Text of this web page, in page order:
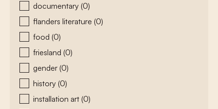
documentary (0)
flanders literature (0)
food (0)
friesland (0)
gender (0)
history (0)
installation art (0)